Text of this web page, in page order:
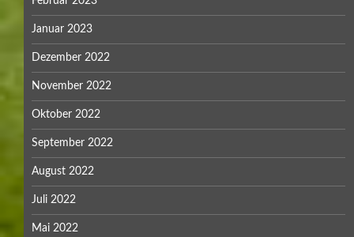
Januar 2023
Dezember 2022
November 2022
Oktober 2022
September 2022
August 2022
Juli 2022
Mai 2022